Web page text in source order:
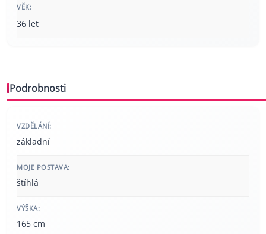
VĚK:
36 let
Podrobnosti
VZDĚLÁNÍ:
základní
MOJE POSTAVA:
štíhlá
VÝŠKA:
165 cm